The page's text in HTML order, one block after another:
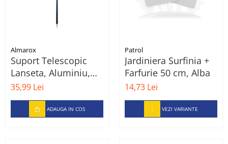
Almarox
Suport Telescopic
Lanseta, Aluminiu,
65-120 cm, Negru
35,99 Lei
ADAUGA IN COS
Patrol
Jardiniera Surfinia +
Farfurie 50 cm, Alba
14,73 Lei
VEZI VARIANTE